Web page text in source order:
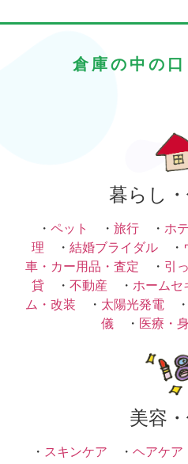
倉庫の中の
暮らし
・ ペット ・ 旅行 ・ ホ
理 ・ 結婚ブライダル ・
車・カー用品・査定 ・ 引
貸 ・ 不動産 ・ ホームセ
ム・改装 ・ 太陽光発電 ・
儀 ・ 医療・
美容
・ スキンケア ・ ヘアケ